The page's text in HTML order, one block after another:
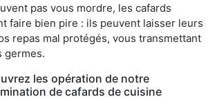
pas vous mordre, les cafards
faire bien pire : ils peuvent laisser leurs
repas mal protégés, vous transmettant
germes.
les opération de notre
de cafards de cuisine